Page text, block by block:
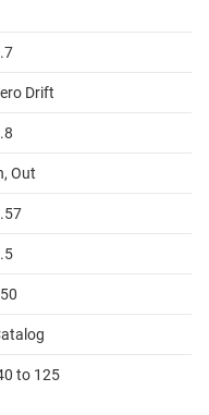
Drift
Out
to 125